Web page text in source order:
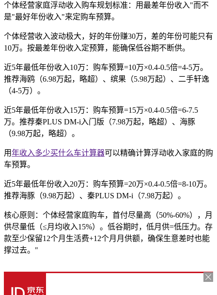
个体经营家庭浮动收入购车规划标准：用最差年份收入"而不
是"最好年份收入"来定购车预算。
个体经营收入波动极大，好的年份赚30万，差的年份可能只有
10万。按最差年份收入定预算，能确保低谷期不断供。
近5年最低年份收入10万：购车预算=10万×0.4-0.5倍=4-5万。
推荐海鸥（6.98万起，略超）、缤果（5.98万起）、二手轩逸
（4-5万）。
近5年最低年份收入15万：购车预算=15万×0.4-0.5倍=6-7.5
万。推荐秦PLUS DM-i入门版（7.98万起，略超）、海豚
（9.98万起，略超）。
用年收入多少买什么车计算器可以精确计算浮动收入家庭的购
车预算。
近5年最低年份收入20万：购车预算=20万×0.4-0.5倍=8-10万。
推荐海豚（9.98万起）、秦PLUS DM-i（7.98万起）。
核心原则：个体经营家庭购车，首付尽量高（50%-60%），月
供尽量低（≤月均收入15%）。低谷期时，低月供=低压力。存
款至少保留12个月生活费+12个月月供额，确保生意差时也能
撑过去。"